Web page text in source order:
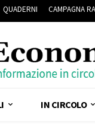
QUADERNI CAMPAGNA
IN CIRCOLO